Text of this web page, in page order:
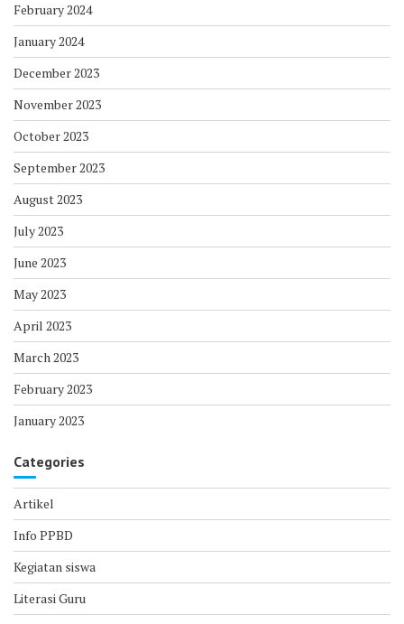
February 2024
January 2024
December 2023
November 2023
October 2023
September 2023
August 2023
July 2023
June 2023
May 2023
April 2023
March 2023
February 2023
January 2023
Categories
Artikel
Info PPBD
Kegiatan siswa
Literasi Guru